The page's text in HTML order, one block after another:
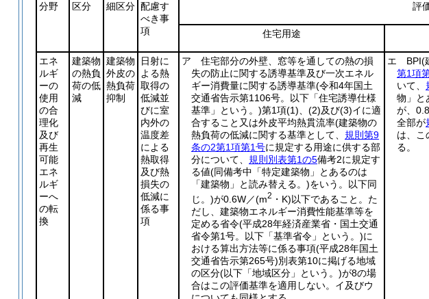
分野
区分 細区分 配慮す
べき事
項
評
住宅用途
エネ
ルギ
ーの
使用
の合
理化
及び
再生
可能
エネ
ルギ
ーへ
の転
換
建築物
の熱負
荷の低
減
建築物
外皮の
熱負荷
抑制
日射に
よる熱
取得の
低減並
びに室
内外の
温度差
による
熱取得
及び熱
損失の
低減に
係る事
項
ア 住宅部分の外壁、窓等を通しての熱の損
失の防止に関する誘導基準及び一次エネル
ギー消費量に関する誘導基準(令和4年国土
交通省告示第1106号。以下「住宅誘導仕様
基準」という。)第1項(1) (2)及び(3)イに適
合すること又は外皮平均熱貫流率(建築物の
熱負荷の低減に関する基準として、 規則第9
条の2第1項第1号に規定する用途に供する部
分について、 規則別表第1の5備考2に規定す
る値(同備考中「特定建築物」とあるのは
「建築物」と読み替える。)をいう。以下同
じ。)が0.6W／(m2 ・K)以下であること。た
だし、建築物エネルギー消費性能基準等を
定める省令(平成28年経済産業省・国土交通
省令第1号。以下「基準省令」という。)に
おける算出方法等に係る事項(平成28年国土
交通省告示第265号)別表第10に掲げる地域
の区分(以下「地域区分」という。)が8の場
合はこの評価基準を適用しない。イ及びウ
エ BPI(
第1項
いて、
物」と
が、
全部が
は、こ
る。